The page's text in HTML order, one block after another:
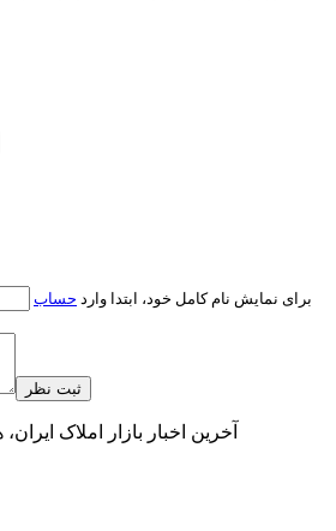
برای نمایش نام کامل خود، ابتدا وارد حساب
آخرین اخبار بازار املاک